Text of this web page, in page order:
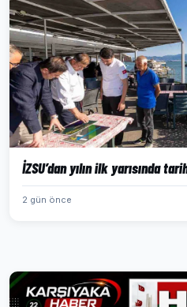
İZSU’dan yılın ilk yarısında
2 gün önce